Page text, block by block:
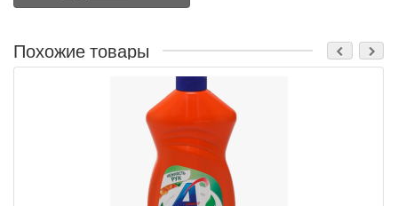
Похожие товары